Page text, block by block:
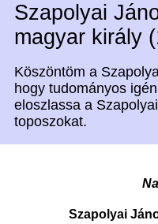
Szapolyai
magyar király
Köszöntöm a
hogy tudományos
eloszlassa a
toposzokat.
Szapolyai